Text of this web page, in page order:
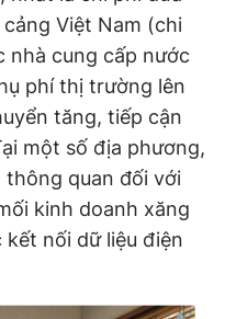
Việt Nam (chi
nhà cung cấp nước
phí thị trường lên
tăng, tiếp cận
một số địa phương,
thông quan đối với
kinh doanh xăng
nối dữ liệu điện